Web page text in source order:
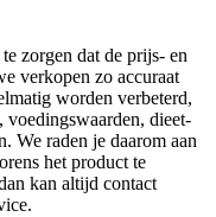
zorgen dat de prijs- en
verkopen zo accuraat
worden verbeterd,
dieet-
We raden je daarom aan
het product te
kan altijd contact